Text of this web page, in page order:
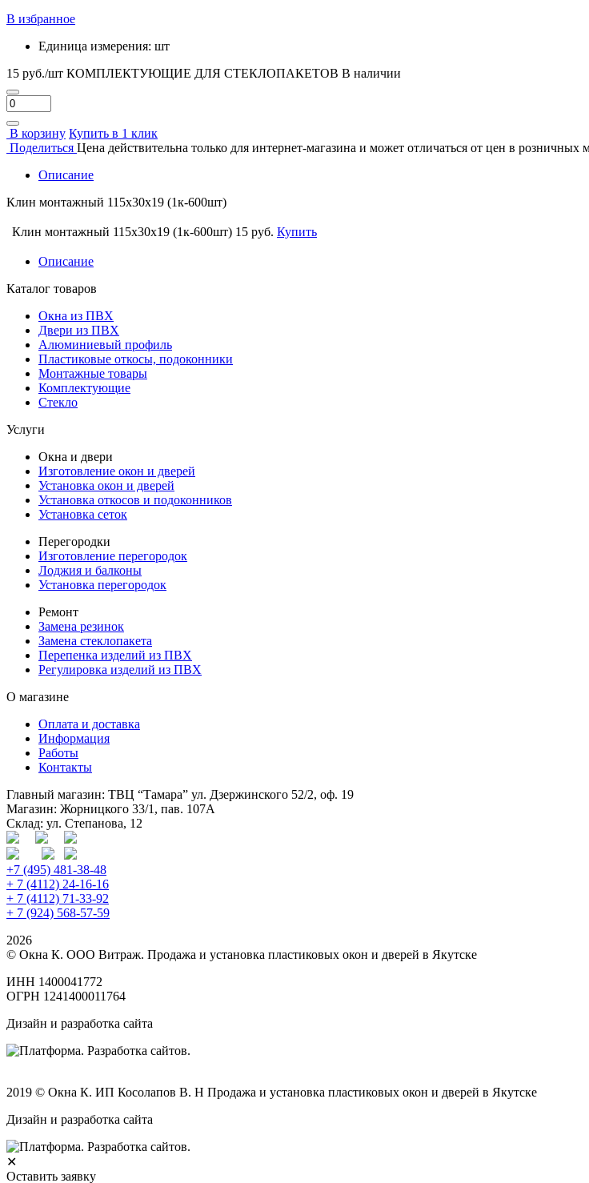
В избранное
Единица измерения: шт
15 руб./шт КОМПЛЕКТУЮЩИЕ ДЛЯ СТЕКЛОПАКЕТОВ В наличии
В корзину Купить в 1 клик
Поделиться Цена действительна только для интернет-магазина и может отличаться от цен в розничных
Описание
Клин монтажный 115х30х19 (1к-600шт)
Клин монтажный 115х30х19 (1к-600шт) 15 руб. Купить
Описание
Каталог товаров
Окна из ПВХ
Двери из ПВХ
Алюминиевый профиль
Пластиковые откосы, подоконники
Монтажные товары
Комплектующие
Стекло
Услуги
Окна и двери
Изготовление окон и дверей
Установка окон и дверей
Установка откосов и подоконников
Установка сеток
Перегородки
Изготовление перегородок
Лоджия и балконы
Установка перегородок
Ремонт
Замена резинок
Замена стеклопакета
Перепенка изделий из ПВХ
Регулировка изделий из ПВХ
О магазине
Оплата и доставка
Информация
Работы
Контакты
Главный магазин: ТВЦ “Тамара” ул. Дзержинского 52/2, оф. 19
Магазин: Жорницкого 33/1, пав. 107А
Склад: ул. Степанова, 12
+7 (495) 481-38-48
+ 7 (4112) 24-16-16
+ 7 (4112) 71-33-92
+ 7 (924) 568-57-59
2026
© Окна К. ООО Витраж. Продажа и установка пластиковых окон и дверей в Якутске
ИНН 1400041772
ОГРН 1241400011764
Дизайн и разработка сайта
2019 © Окна К. ИП Косолапов В. Н Продажа и установка пластиковых окон и дверей в Якутске
Дизайн и разработка сайта
✕
Оставить заявку